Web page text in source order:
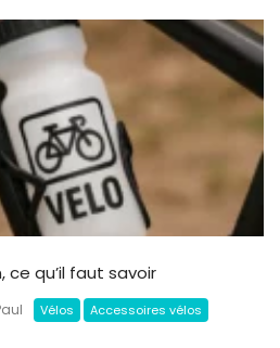
qu’il faut savoir
Vélos Accessoires vélos